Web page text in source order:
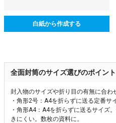
白紙から作成する
全面封筒のサイズ選びのポイント
封入物のサイズや折り目の有無に合わ
・角形2号：A4を折らずに送る定番サ
・角形A4：A4を折らずに送るサイズ
きにくい。数枚の資料に。